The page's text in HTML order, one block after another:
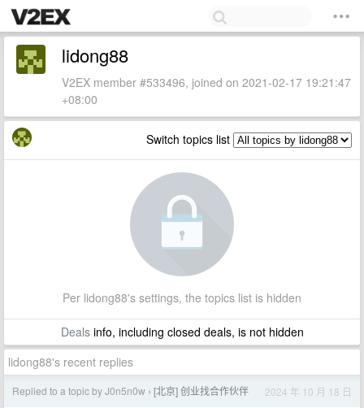
lidong88
V2EX member #533496, joined on 2021-02-17 19:21:47
+08:00
Switch topics list
Per lidong88's settings, the topics list is hidden
Dealsinfo, including closed deals, is not hidden
lidong88's recent replies
Replied to a topic by J0n5n0w › [北京] 创业找合作伙伴 2024 年 10 月 18 日